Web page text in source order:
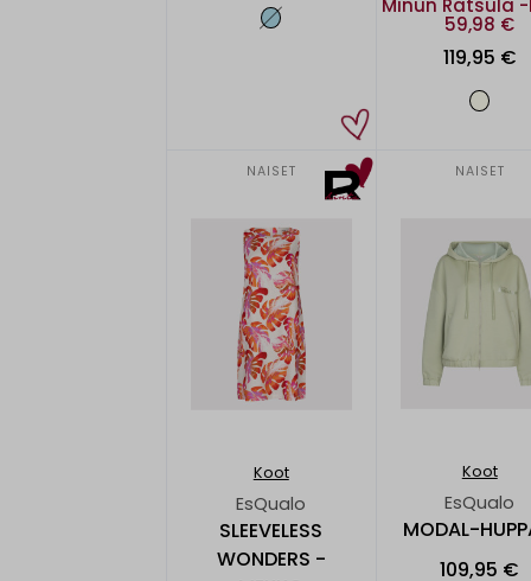
Minun Ratsula
59,98 €
119,95 €
NAISET
Koot
EsQualo
SLEEVELESS
WONDERS -
NAISET
Koot
EsQualo
MODAL-
109,95 €